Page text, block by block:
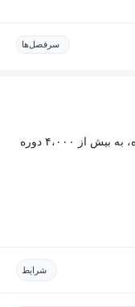
سرفصل‌ها
با خرید اشتراک مکتب‌پلاس، علاوه بر این دوره، به بیش از ۴،۰۰۰ دوره
شرایط